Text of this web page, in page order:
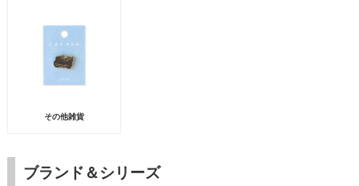
その他雑貨
ブランド＆シリーズ